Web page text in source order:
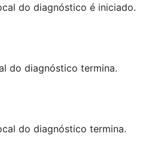
do diagnóstico é iniciado.
do diagnóstico termina.
do diagnóstico termina.